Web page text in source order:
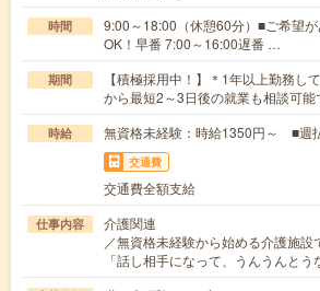
時間
9:00～18:00（休憩60分）■ご希望
OK！早番 7:00～16:00遅番 …
期間
【積極採用中！】＊1年以上勤務し
から最短2～3日後の就業も相談可能
時給 無資格未経験：時給1350円～ ■週
交通費
交通費全額支給
仕事内容
介護関連
／無資格未経験から始める介護施設
「話し相手になって、うんうんと